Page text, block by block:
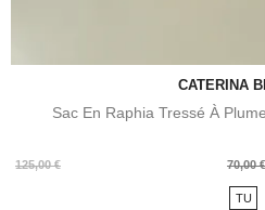
CATERINA
Sac En Raphia Tressé À
125,00 €
Prix
70,00 €
Prix
TU